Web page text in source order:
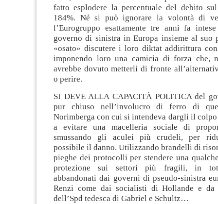
fatto esplodere la percentuale del debito
184%. Né si può ignorare la volontà di
l’Eurogruppo esattamente tre anni fa
governo di sinistra in Europa insieme al suo
«osato» discutere i loro diktat addirittura
imponendo loro una camicia di forza che,
avrebbe dovuto metterli di fronte
o perire.
SI DEVE ALLA CAPACITÀ POLITICA del
pur chiuso nell’involucro di ferro di
Norimberga con cui si intendeva dargli il
a evitare una macelleria sociale di
smussando gli aculei più crudeli, per
possibile il danno. Utilizzando brandelli di
pieghe dei protocolli per stendere una
protezione sui settori più fragili, in
abbandonati dai governi di pseudo-sinistra
Renzi come dai socialisti di Hollande e da
dell’Spd tedesca di Gabriel e Schultz…